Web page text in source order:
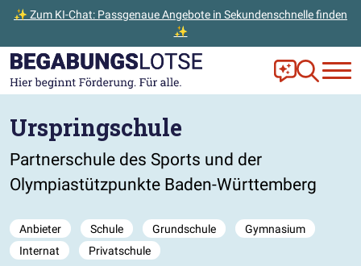
✨ Zum KI-Chat: Passgenaue Angebote in Sekundenschnelle finden
✨
Zum Hauptinhalt der Seite springen
Zur Startseite gehen Frag Ella!
Zur
Urspringschule
Partnerschule des Sports und der
Olympiastützpunkte Baden-Württemberg
Anbieter Schule Grundschule
Gymnasium
Internat
Privatschule